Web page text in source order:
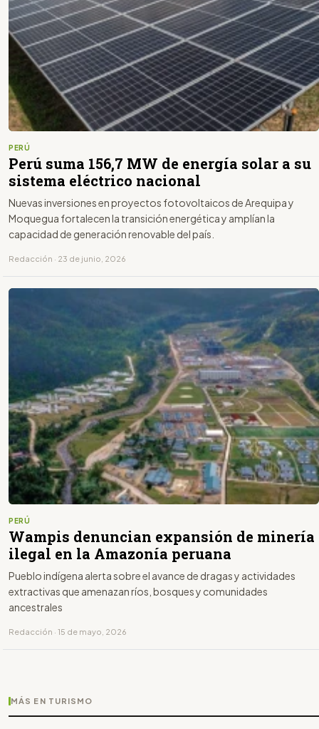
PERÚ
Perú suma 156,7 MW de energía solar a su
sistema eléctrico nacional
Nuevas inversiones en proyectos fotovoltaicos de Arequipa y
Moquegua fortalecen la transición energética y amplían la
capacidad de generación renovable del país.
Redacción · 23 de junio, 2026
PERÚ
Wampis denuncian expansión de minería
ilegal en la Amazonía peruana
Pueblo indígena alerta sobre el avance de dragas y actividades
extractivas que amenazan ríos, bosques y comunidades
ancestrales
Redacción · 15 de mayo, 2026
MÁS EN TURISMO